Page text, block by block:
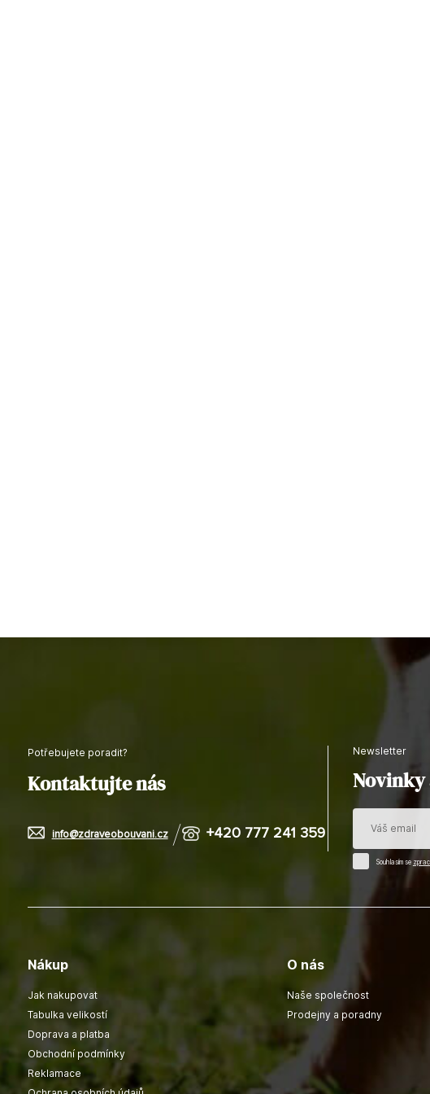
Potřebujete poradit?
Kontaktujte nás
info@zdraveobouvani.cz +420 777 241 359
newsletter
Novinky
Souhlasím se
Nákup
Jak nakupovat
Tabulka velikostí
Doprava a platba
Obchodní podmínky
Reklamace
O nás
Naše společnost
Prodejny a poradny